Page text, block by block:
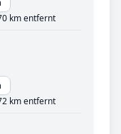
km entfernt
km entfernt